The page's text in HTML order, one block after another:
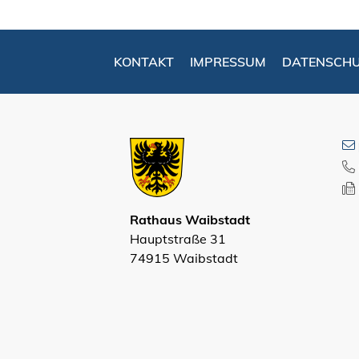
KONTAKT IMPRESSUM
Rathaus Waibstadt
Hauptstraße 31
74915 Waibstadt